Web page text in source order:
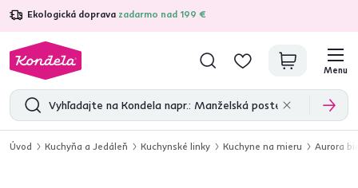
Ekologická doprava zadarmo nad 199 €
4,7 31 285overených produktových recenzií
Menu
Úvod Kuchyňa a Jedáleň Kuchynské linky Kuchyne na mieru Aurora